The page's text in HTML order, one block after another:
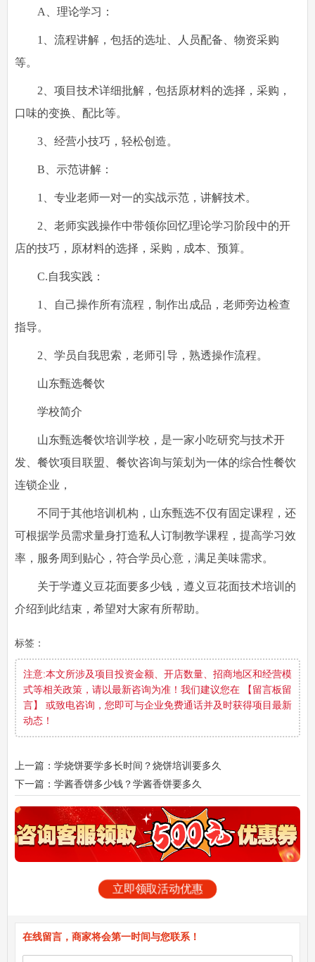
A、理论学习：
1、流程讲解，包括的选址、人员配备、物资采购
等。
2、项目技术详细批解，包括原材料的选择，采购，
口味的变换、配比等。
3、经营小技巧，轻松创造。
B、示范讲解：
1、专业老师一对一的实战示范，讲解技术。
2、老师实践操作中带领你回忆理论学习阶段中的开
店的技巧，原材料的选择，采购，成本、预算。
C.自我实践：
1、自己操作所有流程，制作出成品，老师旁边检查
指导。
2、学员自我思索，老师引导，熟透操作流程。
山东甄选餐饮
学校简介
山东甄选餐饮培训学校，是一家小吃研究与技术开
发、餐饮项目联盟、餐饮咨询与策划为一体的综合性餐饮
连锁企业，
不同于其他培训机构，山东甄选不仅有固定课程，还
可根据学员需求量身打造私人订制教学课程，提高学习效
率，服务周到贴心，符合学员心意，满足美味需求。
关于学遵义豆花面要多少钱，遵义豆花面技术培训的
介绍到此结束，希望对大家有所帮助。
标签：
注意:本文所涉及项目投资金额、开店数量、招商地区和经营模
式等相关政策，请以最新咨询为准！我们建议您在 【留言板留
言】 或致电咨询，您即可与企业免费通话并及时获得项目最新
动态！
上一篇：学烧饼要学多长时间？烧饼培训要多久
下一篇：学酱香饼多少钱？学酱香饼要多久
立即领取活动优惠
在线留言，商家将会第一时间与您联系！